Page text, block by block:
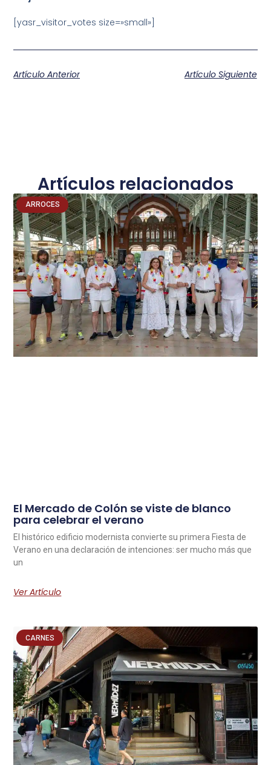
[yasr_visitor_votes size=»small»]
Artículo Anterior Artículo Siguiente
Artículos relacionados
ARROCES
El Mercado de Colón se viste de blanco
para celebrar el verano
El histórico edificio modernista convierte su primera Fiesta de
Verano en una declaración de intenciones: ser mucho más que
un
Ver Artículo
CARNES